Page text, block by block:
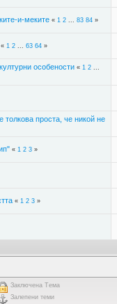
и-меките « 1 2... 83 84»
« 1 2... 63 64»
особености « 1 2...
толкова проста, че никой не
« 1 2 3»
« 1 2 3»
Заключена Тема
Залепени теми